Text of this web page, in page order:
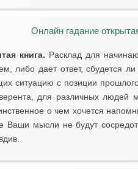
Онлайн гадание
книга. Расклад для
либо дает ответ, сбудется
ситуацию с позиции
для различных людей
о чем хочется
Ваши мысли не будут